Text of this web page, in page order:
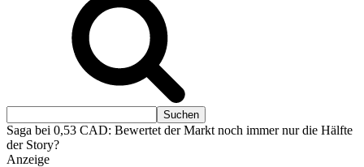
Saga bei 0,53 CAD: Bewertet der Markt noch immer nur die Hälfte
der Story?
Anzeige